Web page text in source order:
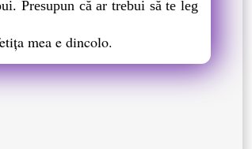
Presupun că ar trebui să te leg
mea e dincolo.